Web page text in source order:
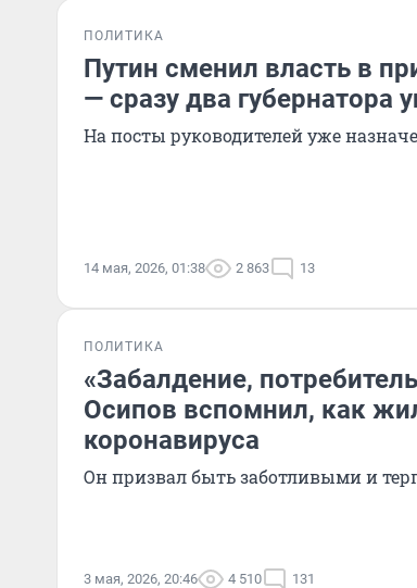
ПОЛИТИКА
Путин сменил власть в
— сразу два губернатора
На посты руководителей уже
14 мая, 2026, 01:38 2 863 13
ПОЛИТИКА
«Забалдение,
Осипов вспомнил, как
коронавируса
Он призвал быть заботливыми и
3 мая, 2026, 20:46 4 510 131